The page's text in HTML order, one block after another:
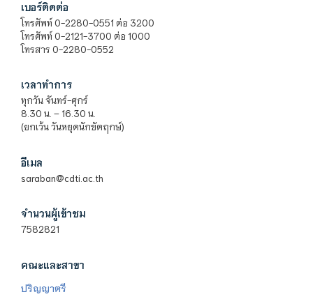
เบอร์ติดต่อ
โทรศัพท์ 0-2280-0551 ต่อ 3200
โทรศัพท์ 0-2121-3700 ต่อ 1000
โทรสาร 0-2280-0552
เวลาทำการ
ทุกวัน จันทร์-ศุกร์
8.30 น. – 16.30 น.
(ยกเว้น วันหยุดนักขัตฤกษ์)
อีเมล
saraban@cdti.ac.th
จำนวนผู้เข้าชม
7582821
คณะและสาขา
ปริญญาตรี